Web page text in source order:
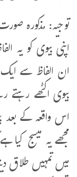
توجیہ: مذکورہ
اپنی بیوی کو
ان الفاظ سے
بیوی اکٹھے رہتے
اس واقعہ کے
مجھے یہ میسج
میں تمہیں طلاق